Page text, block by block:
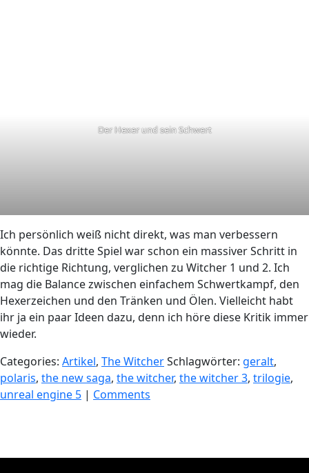
Der Hexer und sein Schwert
Ich persönlich weiß nicht direkt, was man verbessern
könnte. Das dritte Spiel war schon ein massiver Schritt in
die richtige Richtung, verglichen zu Witcher 1 und 2. Ich
mag die Balance zwischen einfachem Schwertkampf, den
Hexerzeichen und den Tränken und Ölen. Vielleicht habt
ihr ja ein paar Ideen dazu, denn ich höre diese Kritik immer
wieder.
Categories: Artikel, The WitcherSchlagwörter: geralt,
polaris, the new saga, the witcher, the witcher 3, trilogie,
unreal engine 5 | Comments